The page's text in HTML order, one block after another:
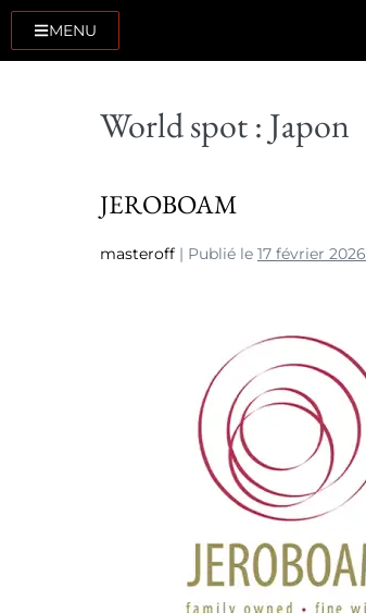
MENU
World spot : Japon
JEROBOAM
masteroff | Publié le 17 février 2026